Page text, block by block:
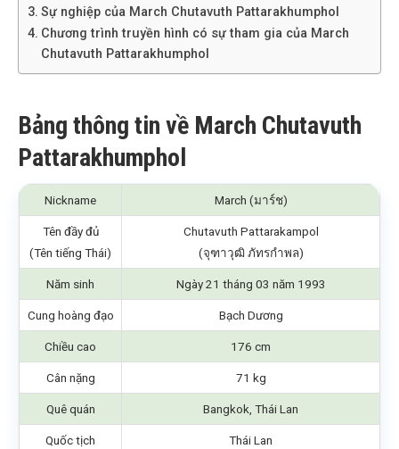
Sự nghiệp của March Chutavuth Pattarakhumphol
Chương trình truyền hình có sự tham gia của March
Chutavuth Pattarakhumphol
Bảng thông tin về March Chutavuth
Pattarakhumphol
Nickname March (มาร์ช)
Tên đầy đủ
(Tên tiếng Thái)
Chutavuth Pattarakampol
(จุฑาวุฒิ ภัทรกำพล)
Năm sinh Ngày 21 tháng 03 năm 1993
Cung hoàng đạo Bạch Dương
Chiều cao 176 cm
Cân nặng 71 kg
Quê quán Bangkok, Thái Lan
Quốc tịch Thái Lan